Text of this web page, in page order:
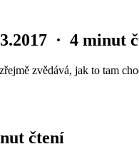
· 4 minut
zvědává, jak to tam
čtení